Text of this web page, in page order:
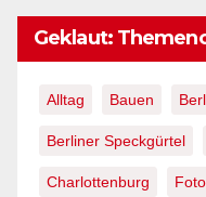
Linktipp
Positionen
Rechtsprechung
Tageslied Tweet
Videos Wedding